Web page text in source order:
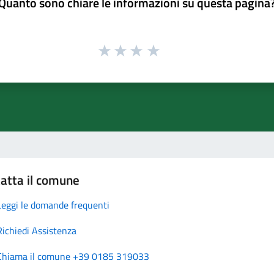
il comune
le domande frequenti
Assistenza
il comune +39 0185 319033